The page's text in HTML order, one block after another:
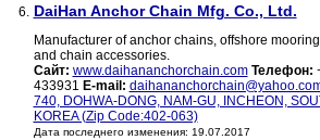
6. DaiHan Anchor Chain Mfg. Co., Ltd.
Manufacturer of anchor chains, offshore
and chain accessories.
Сайт: www.daihananchorchain.com Телефон:
433931 E-mail:
740, DOHWA-DONG, NAM-GU, INCHEON,
KOREA (Zip Code:402-063)
Дата последнего изменения: 19.07.2017